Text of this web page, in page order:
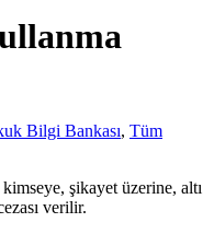
Bilgi Bankası, Tüm
şikayet üzerine, altı
verilir.